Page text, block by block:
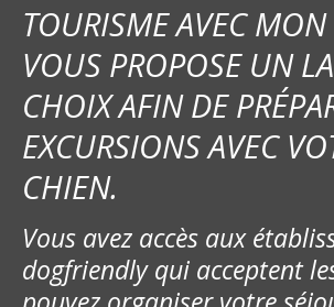
TOURISME AVEC
VOUS PROPOSE UN
CHOIX AFIN DE
EXCURSIONS AVEC
CHIEN.
Vous avez accès aux
dogfriendly qui acceptent